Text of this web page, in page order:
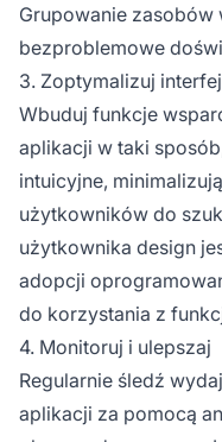
Grupowanie
bezproblemowe
3. Zoptymalizuj
Wbuduj funkcje
aplikacji w taki
intuicyjne,
użytkowników do
użytkownika design
adopcji
do korzystania z
4. Monitoruj i ulepszaj
Regularnie śledź
aplikacji za pomocą